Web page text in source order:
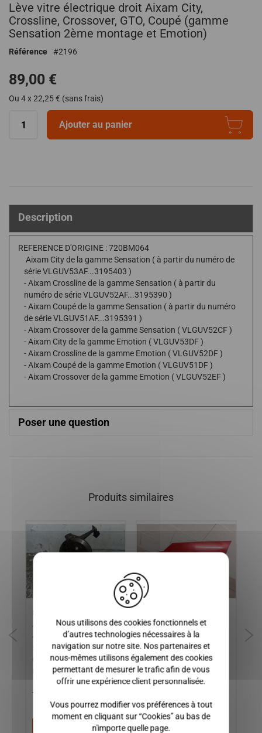
au
début
de
Galerie
Lève vitre électrique droit Aixam City,
Crossline, Crossover, GTO, Coupé (gamme
Sensation 2ème montage et Emotion)
Référence 2196
89,00 €
Ou 4 x 22,25 € (sans frais)
Ajouter au panier
Description
REFERENCE D'ORIGINE : 720BM064
Aixam City de la gamme Sensation ( à partir du numéro de
série VLGUV53AF...3195403 )
- Aixam Crossline de la gamme Sensation ( à partir du
numéro de série VLGUV52AF...3195390 )
- Aixam Coupé de la gamme Sensation ( à partir du numéro
de série VLGUV51AF...3195391 )
- Aixam Crossover de la gamme Sensation ( VLGUV52CF )
- Aixam City de la gamme Emotion ( VLGUV53DF )
- Aixam Crossline de la gamme Emotion ( VLGUV52DF )
- Aixam Coupé de la gamme Emotion ( VLGUV51DF )
- Aixam Crossover de la gamme Emotion ( VLGUV52EF )
Poser une question
Produits similaires
AIXAM 300, 400sl, 500sl,
400evo, 400.4, 500.4,
500.5, A721, A741, A751,
CITY, CROSSLINE,
ROADLINE, SCOUTY
75,00 €
Ajouter au panier
coupe crossline crossover
sensation
Ajouter au panier
Nous utilisons des cookies fonctionnels et
d’autres technologies nécessaires à la
navigation sur notre site. Nos partenaires et
nous-mêmes utilisons également des cookies
permettant de mesurer le trafic afin de vous
offrir une expérience client personnalisée.
Vous pourrez modifier vos préférences à tout
moment en cliquant sur “Cookies” au bas de
n'importe quelle page.